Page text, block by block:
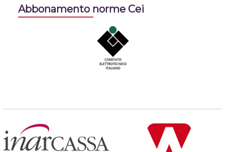
Abbonamento norme Cei